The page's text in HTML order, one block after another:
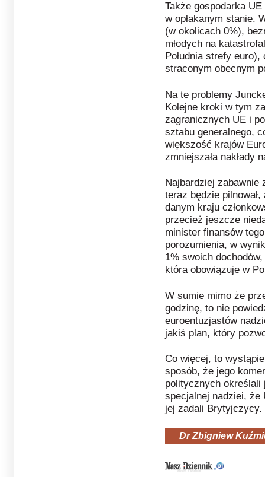
Także gospodarka
w opłakanym stanie.
(w okolicach 0%),
młodych na
Południa strefy
straconym obecnym
Na te problemy
Kolejne kroki w tym
zagranicznych UE i
sztabu generalnego,
większość krajów
zmniejszała nakłady
Najbardziej zabawnie
teraz będzie
danym kraju
przecież jeszcze
minister finansów
porozumienia, w
1% swoich
która obowiązuje w
W sumie mimo że
godzinę, to nie
euroentuzjastów
jakiś plan, który
Co więcej, to
sposób, że jego
politycznych określali
specjalnej nadziei, że
jej zadali Brytyjczycy.
Dr Zbigniew